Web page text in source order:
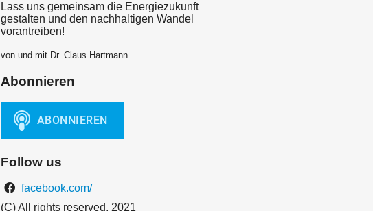
Lass uns gemeinsam die Energiezukunft
gestalten und den nachhaltigen Wandel
vorantreiben!
von und mit Dr. Claus Hartmann
Abonnieren
Follow us
facebook.com/
(C) All rights reserved, 2021